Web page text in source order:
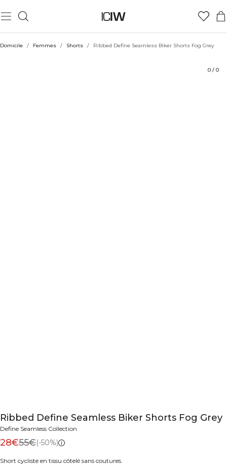
Domicile / Femmes / Shorts / Ribbed Define Seamless Biker Shorts Fog Grey
0 / 0
Ribbed Define Seamless Biker Shorts Fog Grey
Define Seamless Collection
28€55€(-50%)
Short cycliste en tissu côtelé sans coutures.